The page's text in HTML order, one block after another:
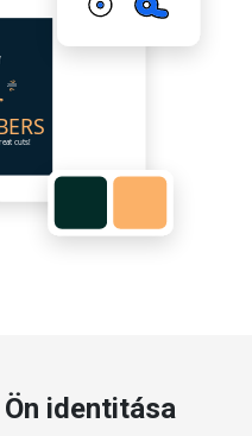
identitása